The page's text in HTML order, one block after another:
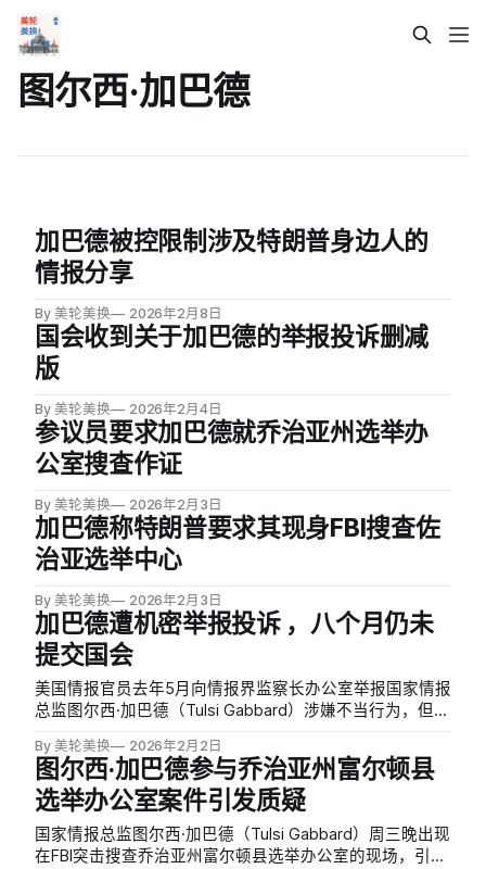
图尔西·加巴德
加巴德被控限制涉及特朗普身边人的
情报分享
By 美轮美换 2026年2月8日
国会收到关于加巴德的举报投诉删减
版
By 美轮美换 2026年2月4日
参议员要求加巴德就乔治亚州选举办
公室搜查作证
By 美轮美换 2026年2月3日
加巴德称特朗普要求其现身FBI搜查佐
治亚选举中心
By 美轮美换 2026年2月3日
加巴德遭机密举报投诉 ，八个月仍未
提交国会
美国情报官员去年5月向情报界监察长办公室举报国家情报
总监图尔西·加巴德（Tulsi Gabbard）涉嫌不当行为，但这
悉，这份投诉被锁在保险柜中，机密等级极高，官员称公
开内容可能对国家安全造成「严重损害」。
By 美轮美换 2026年2月2日
图尔西·加巴德参与乔治亚州富尔顿县
选举办公室案件引发质疑
国家情报总监图尔西·加巴德（Tulsi Gabbard）周三晚出现
在FBI突击搜查乔治亚州富尔顿县选举办公室的现场，引发